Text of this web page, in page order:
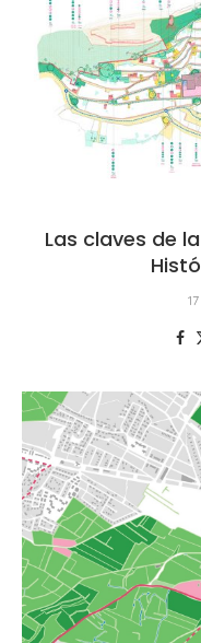
Las claves de